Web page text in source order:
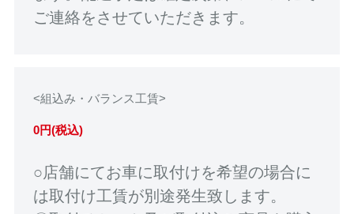
ご連絡をさせていただきます。
<組込み・バランス工賃>
0円(税込)
○店舗にてお車に取付けを希望の場合に
は取付け工賃が別途発生致します。